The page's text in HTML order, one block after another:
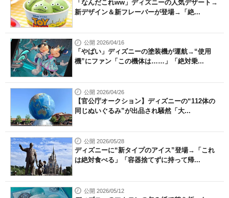
「なんだこれww」ディズニーの人気デザート→
新デザイン＆新フレーバーが登場→「絶...
公開 2026/04/16
「やばい」ディズニーの塗装機が運航→“使用
機”にファン「この機体は……」「絶対乗...
公開 2026/04/26
【官公庁オークション】ディズニーの“112体の
同じぬいぐるみ”が出品され騒然「大...
公開 2026/05/28
ディズニーに“新タイプのアイス”登場→「これ
は絶対食べる」「容器捨てずに持って帰...
公開 2026/05/12